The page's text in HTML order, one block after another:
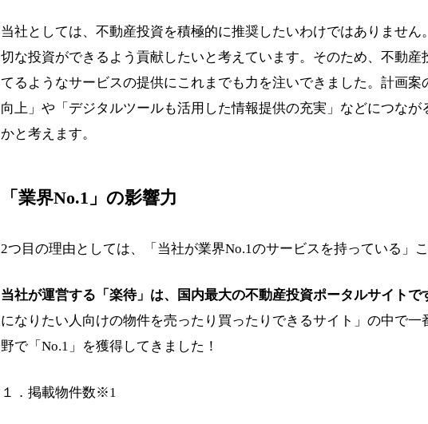
当社としては、不動産投資を積極的に推奨したいわけではありませ
切な投資ができるよう貢献したいと考えています。そのため、不動
てるようなサービスの提供にこれまでも力を注いできました。計画
向上」や「デジタルツールも活用した情報提供の充実」などにつな
かと考えます。
「業界No.1」の影響力
2つ目の理由としては、「当社が業界No.1のサービスを持っている」
当社が運営する「楽待」は、国内最大の不動産投資ポータルサイトで
になりたい人向けの物件を売ったり買ったりできるサイト」の中で
野で「No.1」を獲得してきました！
１．掲載物件数※1